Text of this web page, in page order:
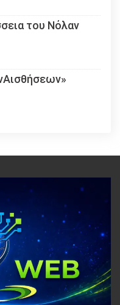
του Νόλαν